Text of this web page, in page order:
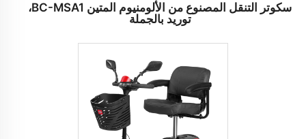
سكوتر التنقل المصنوع من الألومنيوم المتين BC-MSA1،
توريد بالجملة